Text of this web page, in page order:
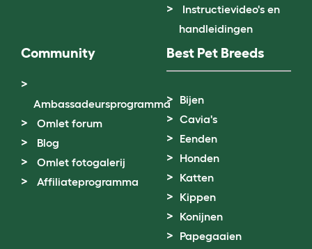
Instructievideo's en
handleidingen
Community
Ambassadeursprogramma
Omlet forum
Blog
Omlet fotogalerij
Affiliateprogramma
Best Pet Breeds
Bijen
Cavia's
Eenden
Honden
Katten
Kippen
Konijnen
Papegaaien